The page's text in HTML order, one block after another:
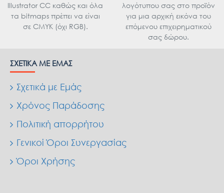
Illustrator CC καθώς και όλα
τα bitmaps πρέπει να είναι
σε CMYK (όχι RGB).
λογότυπου σας στο προϊόν
για μια αρχική εικόνα του
επόμενου επιχειρηματικού
σας δώρου.
ΣΧΕΤΙΚΆ ΜΕ ΕΜΆΣ
Σχετικά με Εμάς
Χρόνος Παράδοσης
Πολιτική απορρήτου
Γενικοί Όροι Συνεργασίας
Όροι Χρήσης